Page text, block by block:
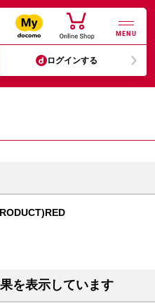
MENU
ログインする
を表示しています